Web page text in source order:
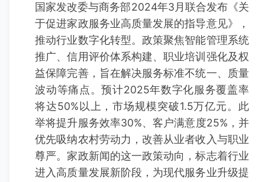
国家发改委与商务部2024年3月联合发布《关
于促进家政服务业高质量发展的指导意见》，
推动行业数字化转型。政策聚焦智能管理系统
推广、信用评价体系构建、职业培训强化及权
益保障完善，旨在解决服务标准不统一、质量
波动等痛点。预计2025年数字化服务覆盖率
将达50%以上，市场规模突破1.5万亿元。此
举将提升服务效率30%、客户满意度25%，并
优先吸纳农村劳动力，改善从业者收入与职业
尊严。家政新闻的这一政策动向，标志着行业
进入高质量发展新阶段，为现代服务业升级提